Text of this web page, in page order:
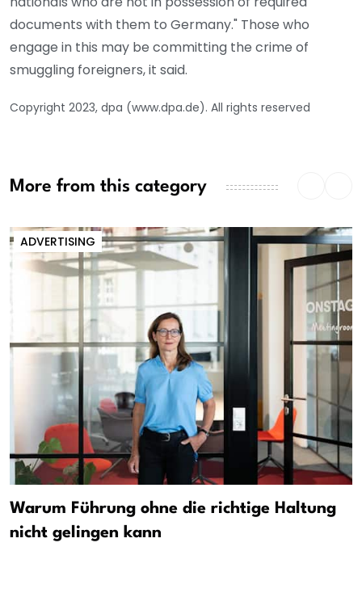
documents with them to Germany." Those who
engage in this may be committing the crime of
smuggling foreigners, it said.
Copyright 2023, dpa (www.dpa.de). All rights reserved
More from this category
ADVERTISING
Warum Führung ohne die richtige Haltung
nicht gelingen kann